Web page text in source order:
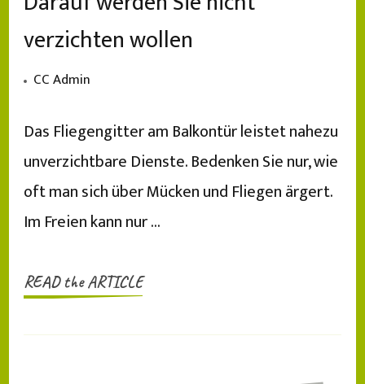
verzichten wollen
CC Admin
Das Fliegengitter am Balkontür leistet nahezu
unverzichtbare Dienste. Bedenken Sie nur, wie
oft man sich über Mücken und Fliegen ärgert.
Im Freien kann nur …
READ the ARTICLE